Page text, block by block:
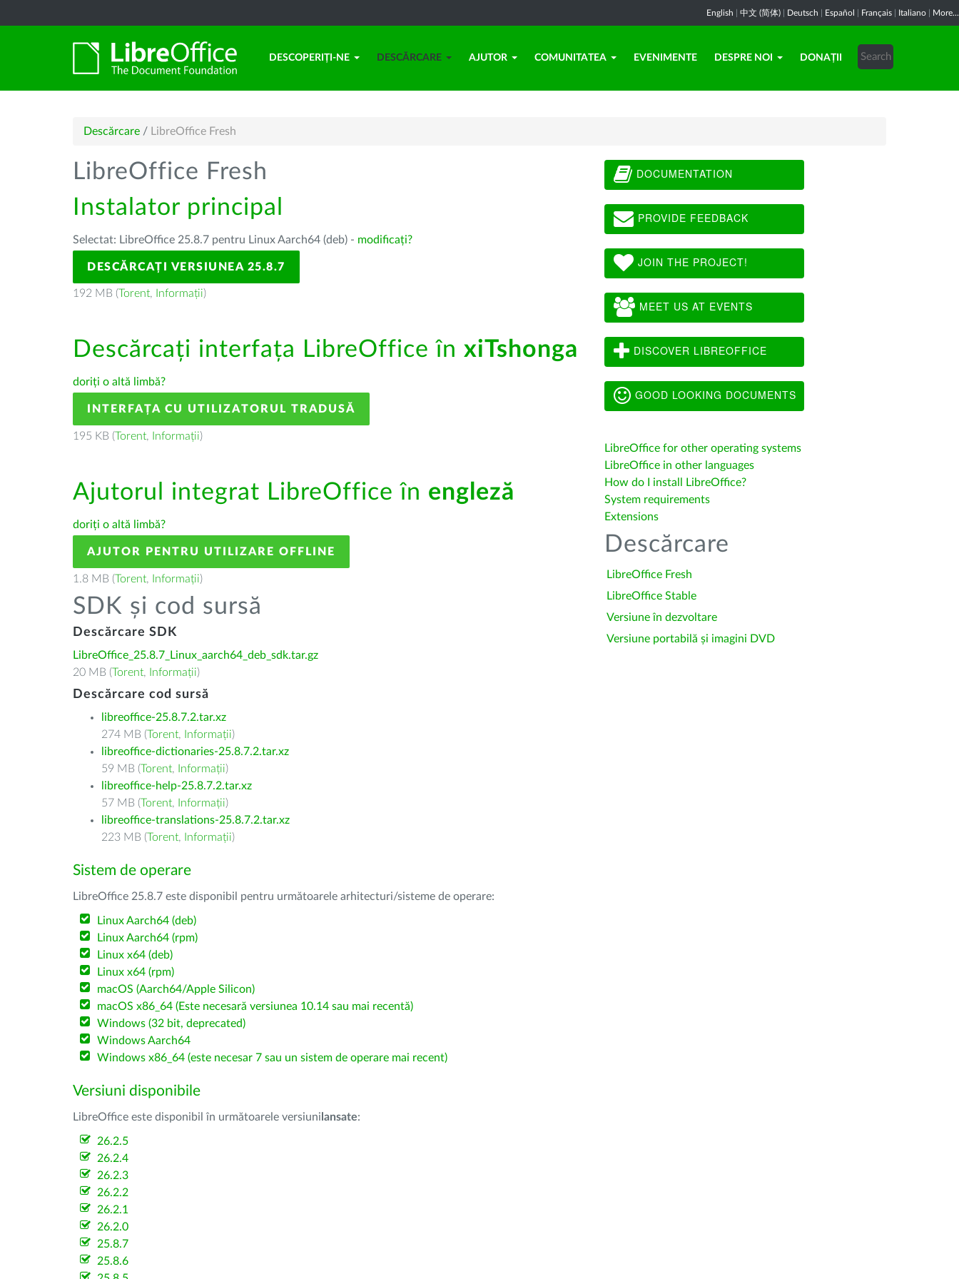
English 中文 (简体) Deutsch Español Français Italiano More...
DESCOPERIȚI-NE DESCĂRCARE AJUTOR COMUNITATEA EVENIMENTE DESPRE NOI DONAȚII
Descărcare / LibreOffice Fresh
LibreOffice Fresh
Instalator principal
Selectat: LibreOffice 25.8.7 pentru Linux Aarch64 (deb) - modificați?
DESCĂRCAȚI VERSIUNEA 25.8.7
192 MB (Torent, Informații)
Descărcați interfața LibreOffice în xiTshonga
doriți o altă limbă?
INTERFAȚA CU UTILIZATORUL TRADUSĂ
195 KB (Torent, Informații)
Ajutorul integrat LibreOffice în engleză
doriți o altă limbă?
AJUTOR PENTRU UTILIZARE OFFLINE
1.8 MB (Torent, Informații)
SDK și cod sursă
Descărcare SDK
LibreOffice_25.8.7_Linux_aarch64_deb_sdk.tar.gz
20 MB (Torent, Informații)
Descărcare cod sursă
libreoffice-25.8.7.2.tar.xz
274 MB (Torent, Informații)
libreoffice-dictionaries-25.8.7.2.tar.xz
59 MB (Torent, Informații)
libreoffice-help-25.8.7.2.tar.xz
57 MB (Torent, Informații)
libreoffice-translations-25.8.7.2.tar.xz
223 MB (Torent, Informații)
Sistem de operare
LibreOffice 25.8.7 este disponibil pentru următoarele arhitecturi/sisteme de operare:
Linux Aarch64 (deb)
Linux Aarch64 (rpm)
Linux x64 (deb)
Linux x64 (rpm)
macOS (Aarch64/Apple Silicon)
macOS x86_64 (Este necesară versiunea 10.14 sau mai recentă)
Windows (32 bit, deprecated)
Windows Aarch64
Windows x86_64 (este necesar 7 sau un sistem de operare mai recent)
Versiuni disponibile
LibreOffice este disponibil în următoarele versiuni lansate:
26.2.5
26.2.4
26.2.3
26.2.2
26.2.1
26.2.0
25.8.7
25.8.6
DOCUMENTATION
PROVIDE FEEDBACK
JOIN THE PROJECT!
MEET US AT EVENTS
DISCOVER LIBREOFFICE
GOOD LOOKING DOCUMENTS
LibreOffice for other operating systems
LibreOffice in other languages
How do I install LibreOffice?
System requirements
Extensions
Descărcare
LibreOffice Fresh
LibreOffice Stable
Versiune în dezvoltare
Versiune portabilă și imagini DVD